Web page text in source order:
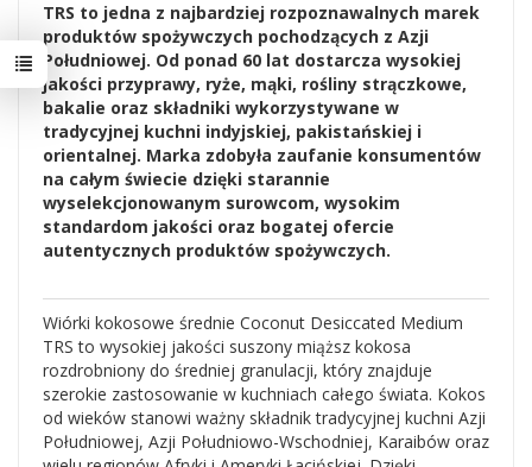
TRS to jedna z najbardziej rozpoznawalnych marek
produktów spożywczych pochodzących z Azji
Południowej. Od ponad 60 lat dostarcza wysokiej
jakości przyprawy, ryże, mąki, rośliny strączkowe,
bakalie oraz składniki wykorzystywane w
tradycyjnej kuchni indyjskiej, pakistańskiej i
orientalnej. Marka zdobyła zaufanie konsumentów
na całym świecie dzięki starannie
wyselekcjonowanym surowcom, wysokim
standardom jakości oraz bogatej ofercie
autentycznych produktów spożywczych.
Wiórki kokosowe średnie Coconut Desiccated Medium
TRS to wysokiej jakości suszony miąższ kokosa
rozdrobniony do średniej granulacji, który znajduje
szerokie zastosowanie w kuchniach całego świata. Kokos
od wieków stanowi ważny składnik tradycyjnej kuchni Azji
Południowej, Azji Południowo-Wschodniej, Karaibów oraz